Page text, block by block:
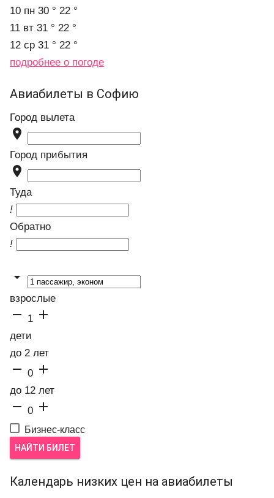
10 пн 30 ° 22 °
11 вт 31 ° 22 °
12 ср 31 ° 22 °
подробнее о погоде
Авиабилеты в Софию
Город вылета

Город прибытия

Туда
!
Обратно
!

взрослые
 1 
дети
до 2 лет
 0 
до 12 лет
 0 
Бизнес-класс
НАЙТИ БИЛЕТ
Календарь низких цен на авиабилеты